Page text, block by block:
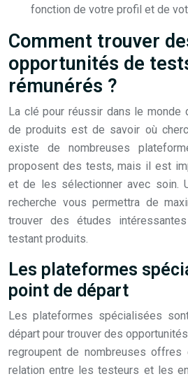
fonction de votre profil et de
Comment trouver
opportunités de
rémunérés ?
La clé pour réussir dans le monde
de produits est de savoir où
existe de nombreuses
proposent des tests, mais il est
et de les sélectionner avec soin.
recherche vous permettra de
trouver des études
testant produits.
Les plateformes
point de départ
Les plateformes spécialisées
départ pour trouver des
regroupent de nombreuses
relation entre les testeurs et les